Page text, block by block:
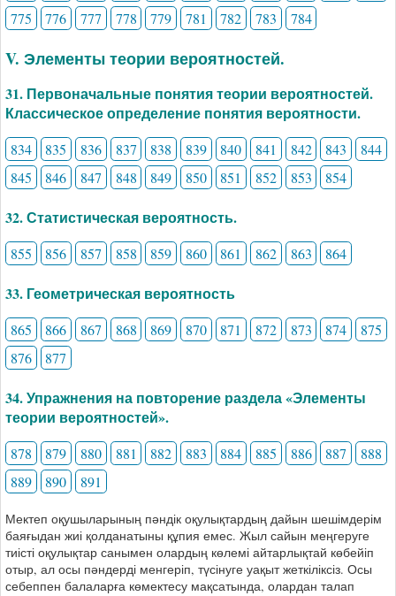
775
776 777 778 779 781 782 783 784
V. Элементы теории вероятностей.
31. Первоначальные понятия теории вероятностей.
Классическое определение понятия вероятности.
834 835 836 837 838 839 840 841 842 843
844
845
846 847 848 849 850 851 852 853 854
32. Статистическая вероятность.
855 856 857 858 859 860 861 862 863 864
33. Геометрическая вероятность
865 866 867 868 869 870 871 872 873 874
875
876
877
34. Упражнения на повторение раздела «Элементы
теории вероятностей».
878 879 880 881 882 883 884 885 886 887
888
889
890 891
Мектеп оқушыларының пәндік оқулықтардың дайын шешімдерім
баяғыдан жиі қолданатыны құпия емес. Жыл сайын меңгеруге
тиісті оқулықтар санымен олардың көлемі айтарлықтай көбейіп
отыр, ал осы пәндерді менгеріп, түсінуге уақыт жеткіліксіз. Осы
себеппен балаларға көмектесу мақсатында, олардан талап